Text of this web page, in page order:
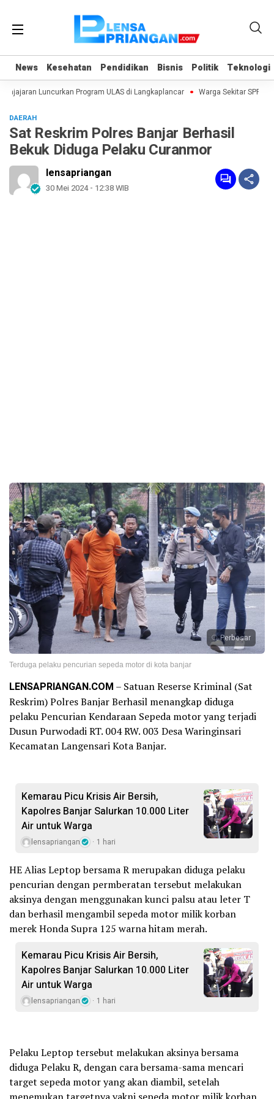
News Kesehatan Pendidikan Bisnis Politik Teknologi
News Kesehatan Pendidikan Bisnis Politik Teknologi
Luncurkan Program ULAS di Langkaplancar Warga Sekitar SPPG
DAERAH
Sat Reskrim Polres Banjar Berhasil
Bekuk Diduga Pelaku Curanmor
lensapriangan
30 Mei 2024 - 12:38 WIB
Perbesar
Terduga pelaku pencurian sepeda motor di kota banjar
LENSAPRIANGAN.COM – Satuan Reserse Kriminal (Sat
Reskrim) Polres Banjar Berhasil menangkap diduga
pelaku Pencurian Kendaraan Sepeda motor yang terjadi
Dusun Purwodadi RT. 004 RW. 003 Desa Waringinsari
Kecamatan Langensari Kota Banjar.
Kemarau Picu Krisis Air Bersih,
Kapolres Banjar Salurkan 10.000 Liter
Air untuk Warga
lensapriangan 1 hari
HE Alias Leptop bersama R merupakan diduga pelaku
pencurian dengan permberatan tersebut melakukan
aksinya dengan menggunakan kunci palsu atau leter T
dan berhasil mengambil sepeda motor milik korban
merek Honda Supra 125 warna hitam merah.
Kemarau Picu Krisis Air Bersih,
Kapolres Banjar Salurkan 10.000 Liter
Air untuk Warga
lensapriangan 1 hari
Pelaku Leptop tersebut melakukan aksinya bersama
diduga Pelaku R, dengan cara bersama-sama mencari
target sepeda motor yang akan diambil, setelah